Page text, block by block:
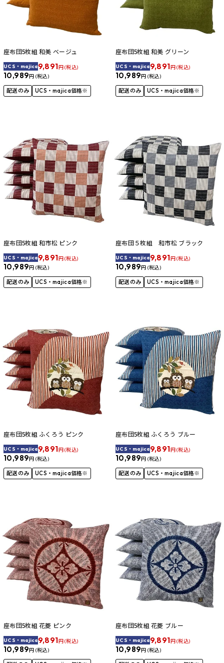
座布団5枚組 和美 ベージュ
UCS・majica9,891円 (税込)
10,989円 (税込)
配送のみ UCS・majica価格※
座布団5枚組 和美 グリーン
UCS・majica9,891円 (税込)
10,989円 (税込)
配送のみ UCS・majica価格※
座布団5枚組 和市松 ピンク
UCS・majica9,891円 (税込)
10,989円 (税込)
配送のみ UCS・majica価格※
座布団５枚組 和市松 ブラック
UCS・majica9,891円 (税込)
10,989円 (税込)
配送のみ UCS・majica価格※
座布団5枚組 ふくろう ピンク
UCS・majica9,891円 (税込)
10,989円 (税込)
配送のみ UCS・majica価格※
座布団5枚組 ふくろう ブルー
UCS・majica9,891円 (税込)
10,989円 (税込)
配送のみ UCS・majica価格※
座布団5枚組 花菱 ピンク
UCS・majica9,891円 (税込)
10,989円 (税込)
座布団5枚組 花菱 ブルー
UCS・majica9,891円 (税込)
10,989円 (税込)